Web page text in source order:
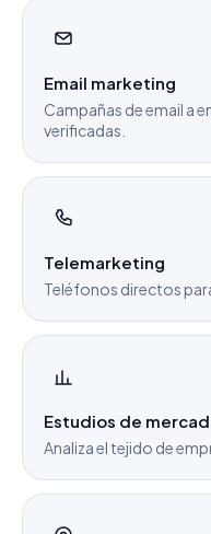
Email marketing
Campañas de email a
verificadas.
Telemarketing
Teléfonos directos
Estudios de
Analiza el tejido de